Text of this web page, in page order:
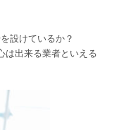
設けているか？
は出来る業者といえる